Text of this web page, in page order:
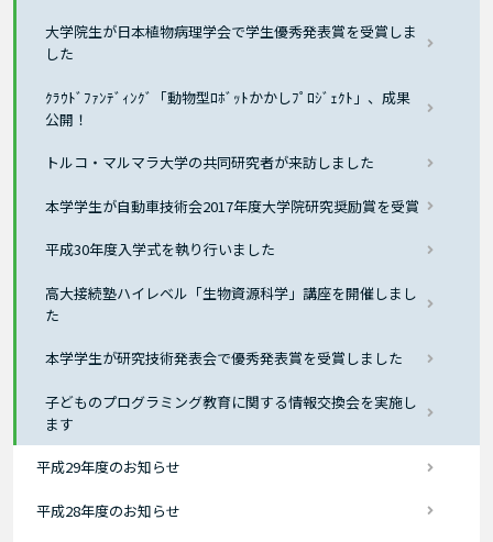
大学院生が日本植物病理学会で学生優秀発表賞を受賞しま
した
ｸﾗｳﾄﾞﾌｧﾝﾃﾞｨﾝｸﾞ「動物型ﾛﾎﾞｯﾄかかしﾌﾟﾛｼﾞｪｸﾄ」、成果
公開！
トルコ・マルマラ大学の共同研究者が来訪しました
本学学生が自動車技術会2017年度大学院研究奨励賞を受賞
平成30年度入学式を執り行いました
高大接続塾ハイレベル「生物資源科学」講座を開催しまし
た
本学学生が研究技術発表会で優秀発表賞を受賞しました
子どものプログラミング教育に関する情報交換会を実施し
ます
平成29年度のお知らせ
平成28年度のお知らせ